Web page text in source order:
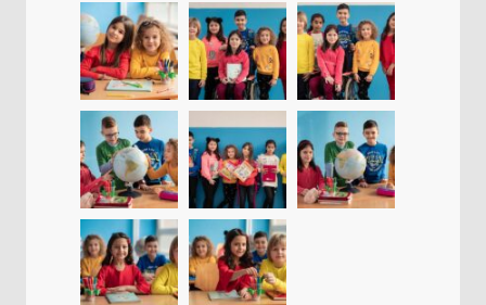
Прва награда на понос Града Добоја 1424
22. МАРТ 2021.
Дан матерњег језика 1306
23. ФЕБРУАР 2021.
Концентрациони логор Јасеновац (1941-
1945)
23. АПРИЛ 2021.